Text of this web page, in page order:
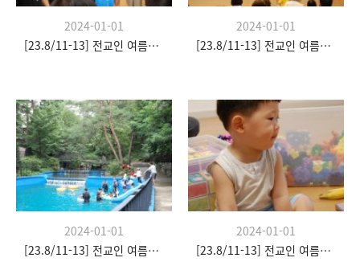
2024-01-01
[23.8/11-13] 전교인 여름수련회
2024-01-01
[23.8/11-13] 전교인 여름수련회
2024-01-01
[23.8/11-13] 전교인 여름수련회
2024-01-01
[23.8/11-13] 전교인 여름수련회